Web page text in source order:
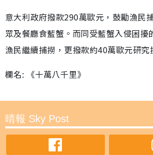
意大利政府撥款290萬歐元，鼓勵漁民
眾及餐廳食藍蟹。而同受藍蟹入侵困擾
漁民繼續捕撈，更撥款約40萬歐元研究
欄名: 《十萬八千里》
晴報 Sky Post